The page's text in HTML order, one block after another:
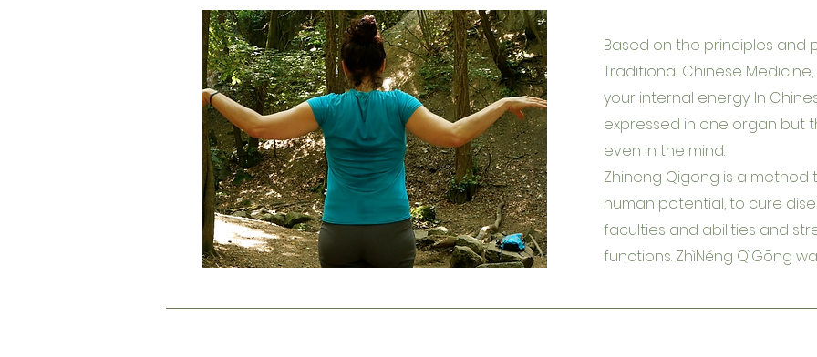
Based on the principles and
Traditional Chinese
your internal energy. In
expressed in one organ but
even in the mind.
Zhineng Qigong is a
human potential, to cure
faculties and abilities and
functions. ZhìNéng QìGōng